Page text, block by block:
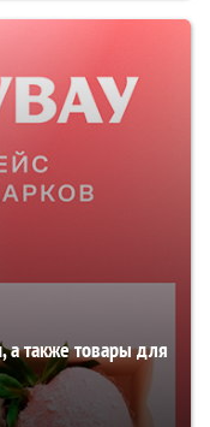
а также товары для